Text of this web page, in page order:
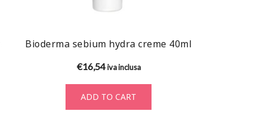
Bioderma sebium hydra creme 40ml
€16,54 iva inclusa
ADD TO CART